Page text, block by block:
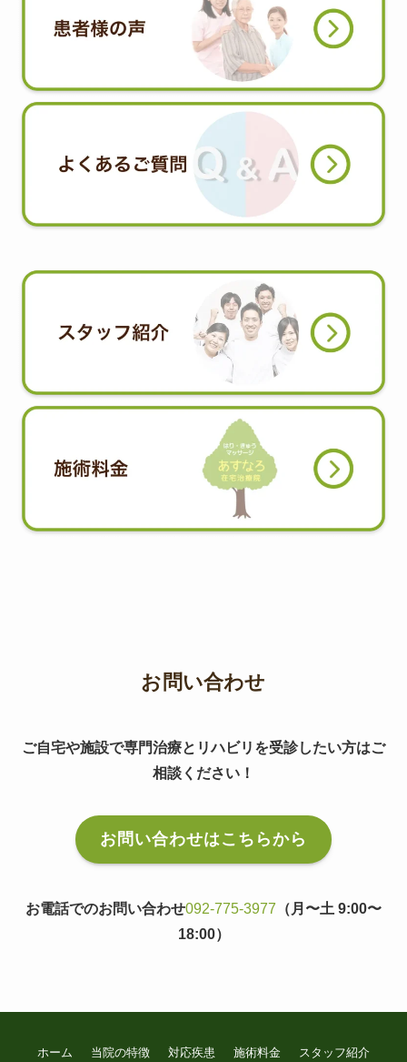
お問い合わせ
ご自宅や施設で専門治療とリハビリを受診したい方はご
相談ください！
お問い合わせはこちらから
お電話でのお問い合わせ092-775-3977 （月〜土 9:00〜
18:00）
ホーム 当院の特徴 対応疾患 施術料金 スタッフ紹介